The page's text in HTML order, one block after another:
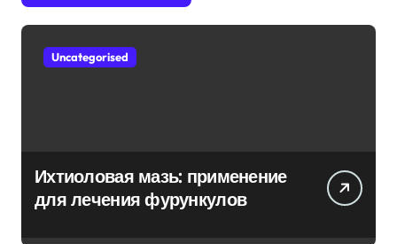
Uncategorised
Ихтиоловая мазь: применение
для лечения фурункулов